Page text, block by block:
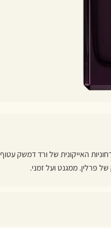
האייקונית של ורד דמשק עטוף
פרלין. ממגנט ועל זמני.